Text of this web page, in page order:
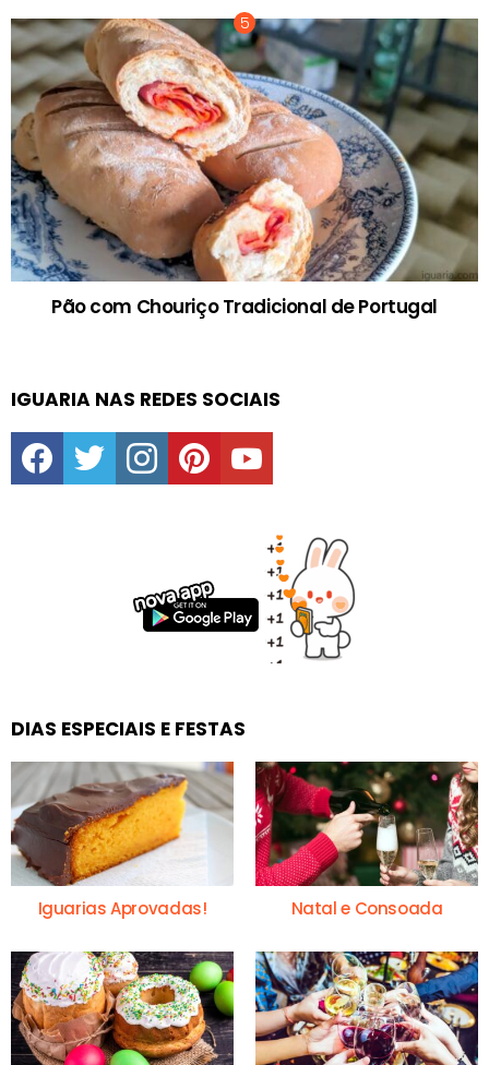
Pão com Chouriço Tradicional de Portugal
IGUARIA NAS REDES SOCIAIS
facebooktwitter instagrampinterestyoutube
DIAS ESPECIAIS E FESTAS
Iguarias Aprovadas! Natal e Consoada